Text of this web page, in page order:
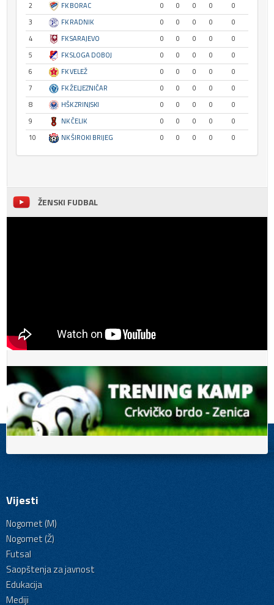
2
FK BORAC 0 0 0 0
0
3
FK RADNIK 0 0 0 0
0
4
FK SARAJEVO 0 0 0 0
0
5
FK SLOGA DOBOJ 0 0 0 0
0
6
FK VELEŽ 0 0 0 0
0
7
FK ŽELJEZNIČAR 0 0 0 0
0
8
HŠK ZRINJSKI 0 0 0 0
0
9
NK ČELIK 0 0 0 0
0
10
NK ŠIROKI BRIJEG 0 0 0 0 0
ŽENSKI FUDBAL
Vijesti
Nogomet (M)
Nogomet (Ž)
Futsal
Saopštenja za javnost
Edukacija
Mediji